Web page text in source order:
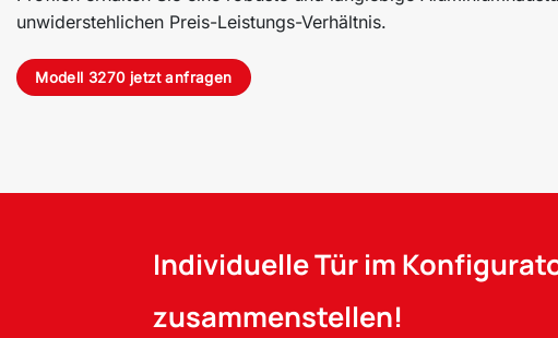
unwiderstehlichen Preis-Leistungs-Verhältnis.
Modell 3270 jetzt anfragen
Individuelle Tür im
zusammenstellen!